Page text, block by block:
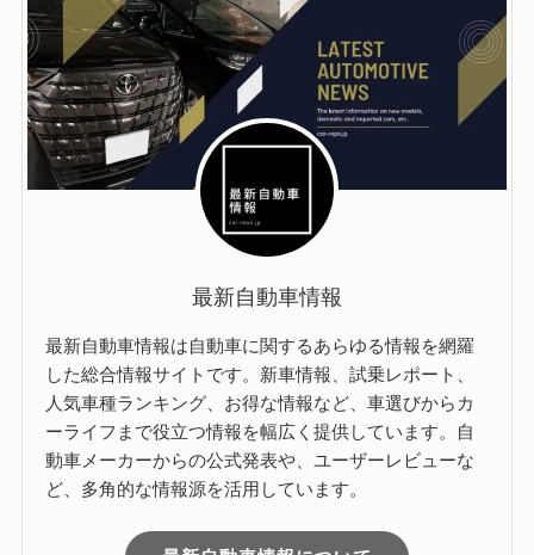
最新自動車情報
最新自動車情報は自動車に関するあらゆる情報を網羅
した総合情報サイトです。新車情報、試乗レポート、
人気車種ランキング、お得な情報など、車選びからカ
ーライフまで役立つ情報を幅広く提供しています。自
動車メーカーからの公式発表や、ユーザーレビューな
ど、多角的な情報源を活用しています。